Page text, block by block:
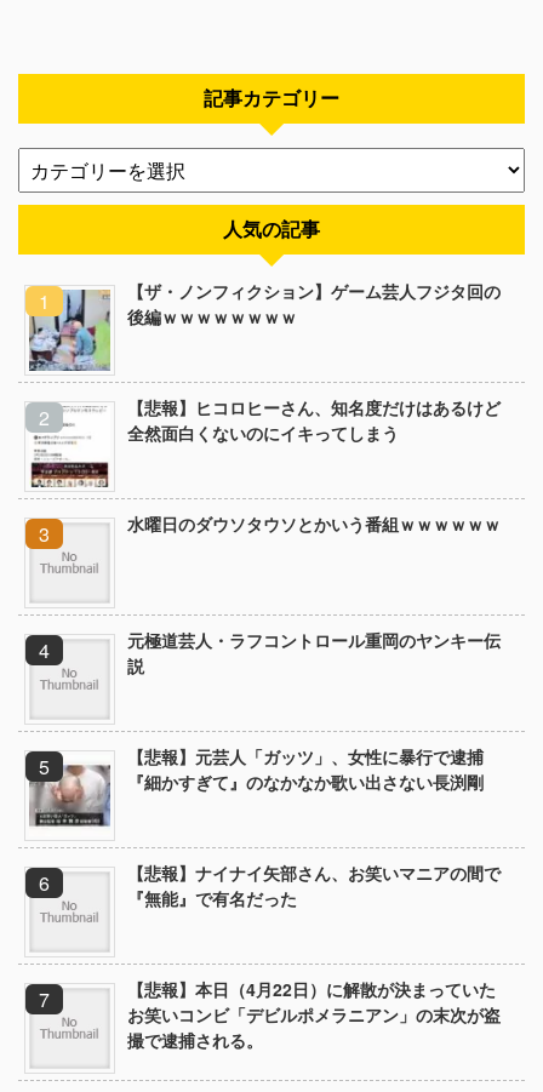
記事カテゴリー
人気の記事
【ザ・ノンフィクション】ゲーム芸人フジタ回の
後編ｗｗｗｗｗｗｗｗ
【悲報】ヒコロヒーさん、知名度だけはあるけど
全然面白くないのにイキってしまう
水曜日のダウソタウソとかいう番組ｗｗｗｗｗｗ
元極道芸人・ラフコントロール重岡のヤンキー伝
説
【悲報】元芸人「ガッツ」、女性に暴行で逮捕
『細かすぎて』のなかなか歌い出さない長渕剛
【悲報】ナイナイ矢部さん、お笑いマニアの間で
『無能』で有名だった
【悲報】本日（4月22日）に解散が決まっていた
お笑いコンビ「デビルポメラニアン」の末次が盗
撮で逮捕される。